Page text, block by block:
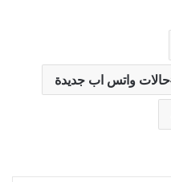
حالات واتس اب جديدة